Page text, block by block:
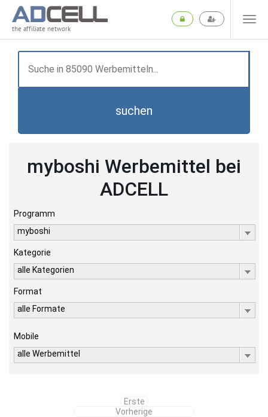
the affiliate network
suchen
myboshi Werbemittel bei
ADCELL
Programm
myboshi
Kategorie
alle Kategorien
Format
alle Formate
Mobile
alle Werbemittel
Erste
Vorherige